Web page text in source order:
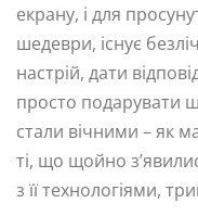
екрану, і для
шедеври, існує
настрій, дати
просто подарувати
стали вічними – як
ті, що щойно
з її технологіями,